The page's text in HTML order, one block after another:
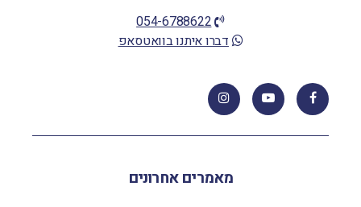
054-6788622
דברו איתנו בוואטסאפ
מאמרים אחרונים